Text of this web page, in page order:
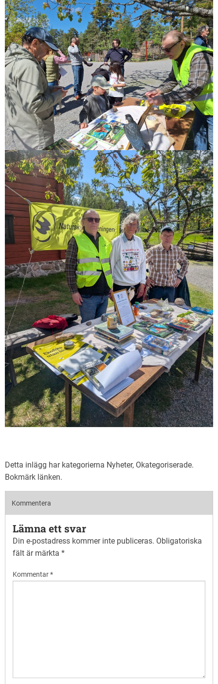
Detta inlägg har kategorierna Nyheter, Okategoriserade.
Bokmärk länken.
Kommentera
Lämna ett svar
Din e-postadress kommer inte publiceras. Obligatoriska
fält är märkta *
Kommentar*